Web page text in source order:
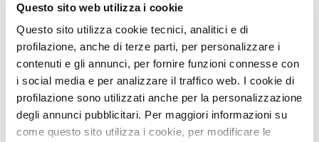
Questo sito web utilizza i cookie
Questo sito utilizza cookie tecnici, analitici e di
profilazione, anche di terze parti, per personalizzare i
contenuti e gli annunci, per fornire funzioni connesse con
i social media e per analizzare il traffico web. I cookie di
profilazione sono utilizzati anche per la personalizzazione
degli annunci pubblicitari. Per maggiori informazioni su
come questo sito utilizza i cookie, per modificare le
E
x
f
o
a
t
tegen uv- en ir-stralen, schadelijke invloeden
van buitenaf en omgevingsstress
De laatste stap van je huidverzorgingsroutine:
zorgen voor een stralende en egale teint
Voorkomt vlekken en tekenen van veroudering
Voor alle huidtypes, ook de gevoelige huid